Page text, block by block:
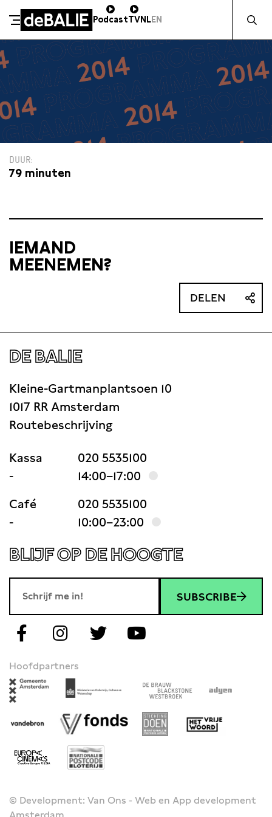
Meteen naar de content
De Balie
PodcastTVNLEN
DUUR
79 minuten
IEMAND
MEENEMEN?
DELEN
DE BALIE
Kleine-Gartmanplantsoen 10
1017 RR Amsterdam
Routebeschrijving
Kassa
020 5535100
-
14:00–17:00
Café
020 5535100
-
10:00–23:00
BLIJF OP DE HOOGTE
SUBSCRIBE
Hoofdpartners
© Development: Van Ons - Web en App development